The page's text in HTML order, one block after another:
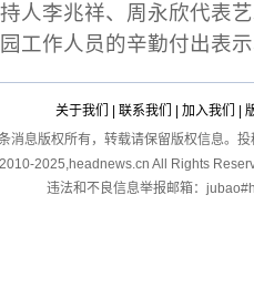
人李兆祥、周永欣代表
工作人员的辛勤付出表
关于我们 联系我们 加入我们
消息版权所有，转载请保留版权信息。
2025,headnews.cn All Rights
违法和不良信息举报邮箱：